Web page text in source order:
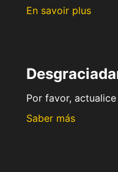
En savoir plus
Por favor,
Saber más